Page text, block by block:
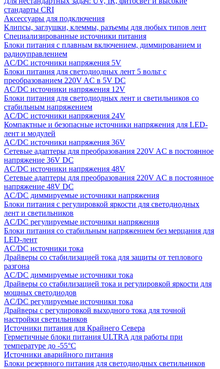
стандарты CRI
Аксессуары для подключения
Клипсы, заглушки, клеммы, разъемы для любых типов лент
Специализированные источники питания
Блоки питания с плавным включением, диммированием и
радиоуправлением
AC/DC источники напряжения 5V
Блоки питания для светодиодных лент 5 вольт с
преобразованием 220V AC в 5V DC
AC/DC источники напряжения 12V
Блоки питания для светодиодных лент и светильников со
стабильным напряжением
AC/DC источники напряжения 24V
Компактные и безопасные источники напряжения для LED-
лент и модулей
AC/DC источники напряжения 36V
Сетевые адаптеры для преобразования 220V AC в постоянное
напряжение 36V DC
AC/DC источники напряжения 48V
Сетевые адаптеры для преобразования 220V AC в постоянное
напряжение 48V DC
AC/DC диммируемые источники напряжения
Блоки питания с регулировкой яркости для светодиодных
лент и светильников
AC/DC регулируемые источники напряжения
Блоки питания со стабильным напряжением без мерцания для
LED-лент
AC/DC источники тока
Драйверы со стабилизацией тока для защиты от теплового
разгона
AC/DC диммируемые источники тока
Драйверы со стабилизацией тока и регулировкой яркости для
мощных светодиодов
AC/DC регулируемые источники тока
Драйверы с регулировкой выходного тока для точной
настройки светильников
Источники питания для Крайнего Севера
Герметичные блоки питания ULTRA для работы при
температуре до -55°C
Источники аварийного питания
Блоки резервного питания для светодиодных светильников